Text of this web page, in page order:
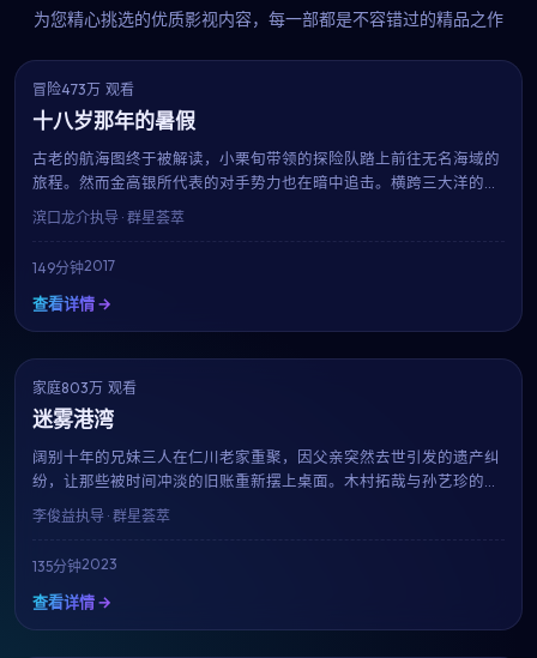
为您精心挑选的优质影视内容，每一部都是不容错过的精品之作
热播
冒险473万 观看
十八岁那年的暑假
古老的航海图终于被解读，小栗旬带领的探险队踏上前往无名海域的
旅程。然而金高银所代表的对手势力也在暗中追击。横跨三大洋的真
人实景拍摄、震撼的水下特效，滨口龙介用149分钟带来一场视觉与
情感的双重盛宴。
滨口龙介执导 · 群星荟萃
149分钟2017
查看详情 →
NEW
家庭803万 观看
迷雾港湾
阔别十年的兄妹三人在仁川老家重聚，因父亲突然去世引发的遗产纠
纷，让那些被时间冲淡的旧账重新摆上桌面。木村拓哉与孙艺珍的对
手戏成为全片高光，李俊益用温柔而锐利的镜头，剖开一个普通家庭
的真实褶皱。
李俊益执导 · 群星荟萃
135分钟2023
查看详情 →